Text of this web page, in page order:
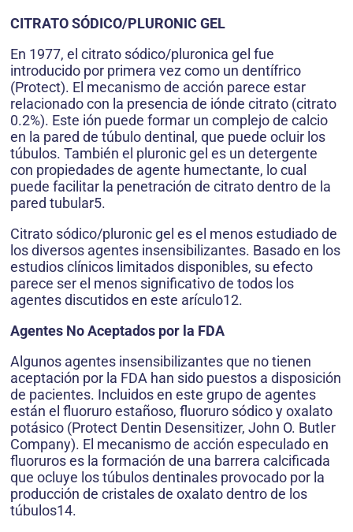
CITRATO SÓDICO/PLURONIC GEL
En 1977, el citrato sódico/pluronica gel fue
introducido por primera vez como un dentífrico
(Protect). El mecanismo de acción parece estar
relacionado con la presencia de iónde citrato (citrato
0.2%). Este ión puede formar un complejo de calcio
en la pared de túbulo dentinal, que puede ocluir los
túbulos. También el pluronic gel es un detergente
con propiedades de agente humectante, lo cual
puede facilitar la penetración de citrato dentro de la
pared tubular5.
Citrato sódico/pluronic gel es el menos estudiado de
los diversos agentes insensibilizantes. Basado en los
estudios clínicos limitados disponibles, su efecto
parece ser el menos significativo de todos los
agentes discutidos en este arículo12.
Agentes No Aceptados por la FDA
Algunos agentes insensibilizantes que no tienen
aceptación por la FDA han sido puestos a disposición
de pacientes. Incluidos en este grupo de agentes
están el fluoruro estañoso, fluoruro sódico y oxalato
potásico (Protect Dentin Desensitizer, John O. Butler
Company). El mecanismo de acción especulado en
fluoruros es la formación de una barrera calcificada
que ocluye los túbulos dentinales provocado por la
producción de cristales de oxalato dentro de los
túbulos14.